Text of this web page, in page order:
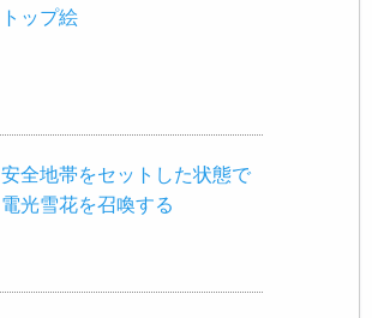
トップ絵
安全地帯をセットした状態で
電光雪花を召喚する